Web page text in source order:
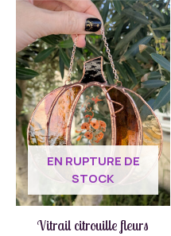
EN RUPTURE DE
STOCK
Vitrail citrouille fleurs